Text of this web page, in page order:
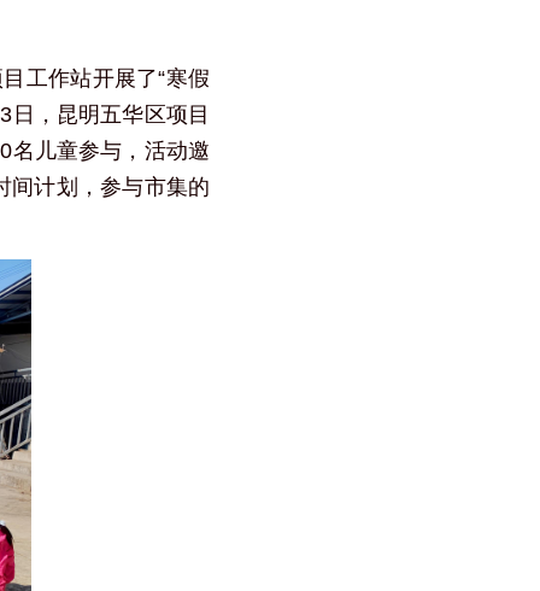
工作站开展了“寒假
日，昆明五华区项目
名儿童参与，活动邀
间计划，参与市集的